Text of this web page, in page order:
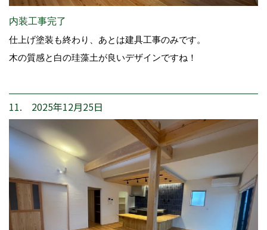
内装工事完了
仕上げ塗装も終わり、あとは建具工事のみです。
木の質感と白の珪藻土が良いデザインですね！
11. 2025年12月25日